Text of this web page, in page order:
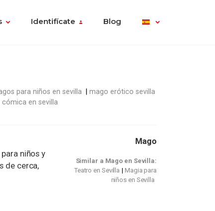
Identifícate Blog
para niños en sevilla
mago erótico sevilla
cómica en sevilla
niños y
de cerca,
Mago
Similar a Mago en Sevilla:
Teatro en Sevilla
Magia para
niños en Sevilla